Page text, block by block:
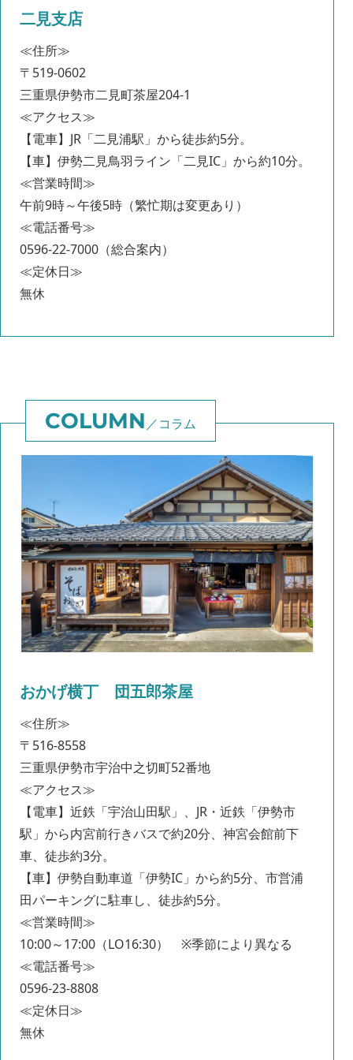
二見支店
≪住所≫
〒519-0602
三重県伊勢市二見町茶屋204-1
≪アクセス≫
【電車】JR「二見浦駅」から徒歩約5分。
【車】伊勢二見鳥羽ライン「二見IC」から約10分。
≪営業時間≫
午前9時～午後5時（繁忙期は変更あり）
≪電話番号≫
0596-22-7000（総合案内）
≪定休日≫
無休
コラム
おかげ横丁 団五郎茶屋
≪住所≫
〒516-8558
三重県伊勢市宇治中之切町52番地
≪アクセス≫
【電車】近鉄「宇治山田駅」、JR・近鉄「伊勢市
駅」から内宮前行きバスで約20分、神宮会館前下
車、徒歩約3分。
【車】伊勢自動車道「伊勢IC」から約5分、市営浦
田パーキングに駐車し、徒歩約5分。
≪営業時間≫
10:00～17:00（LO16:30） ※季節により異なる
≪電話番号≫
0596-23-8808
≪定休日≫
無休